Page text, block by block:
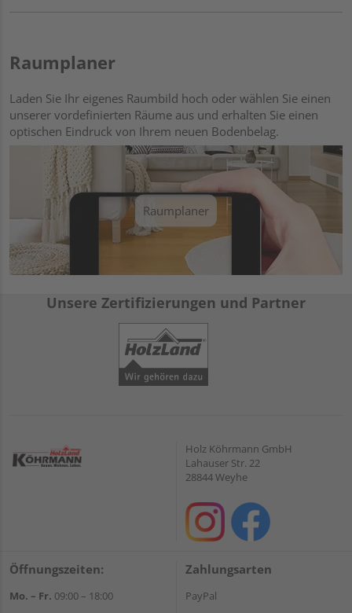
Raumplaner
Laden Sie Ihr eigenes Raumbild hoch oder wählen Sie einen
unserer vordefinierten Räume aus und erhalten Sie einen
optischen Eindruck von Ihrem neuen Bodenbelag.
Raumplaner
Unsere Zertifizierungen und Partner
Holz Köhrmann GmbH
Lahauser Str. 22
28844 Weyhe
Öffnungszeiten:
Mo. – Fr. 09:00 – 18:00
Zahlungsarten
PayPal